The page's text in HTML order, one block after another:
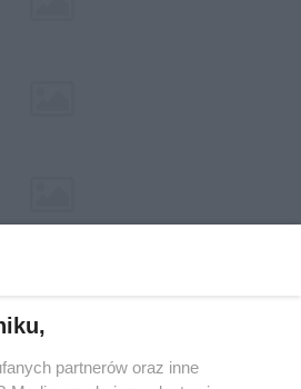
partnerów oraz inne